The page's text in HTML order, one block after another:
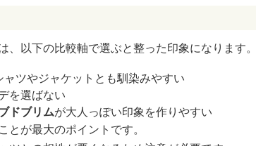
以下の比較軸で選ぶと整った印象になります。
ツやジャケットとも馴染みやすい
を選ばない
ドブリムが大人っぽい印象を作りやすい
ことが最大のポイントです。